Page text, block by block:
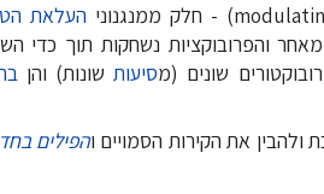
העלאת
והפרובוקציות נשחקות תוך כדי
שונים (מסיעותשונות) והן
הפילים